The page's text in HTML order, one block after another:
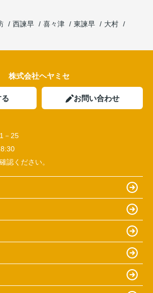
西諫早 喜々津 東諫早
大村
株式会社ヘヤミセ
お問い合わせ
－25
認ください。